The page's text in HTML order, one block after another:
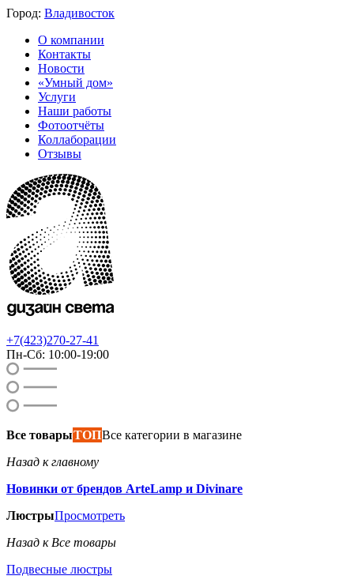
Город: Владивосток
О компании
Контакты
Новости
«Умный дом»
Услуги
Наши работы
Фотоотчёты
Коллаборации
Отзывы
+7(423)270-27-41
Пн-Сб: 10:00-19:00
Все товарыТОПВсе категории в магазине
Назад к главному
Новинки от брендов ArteLamp и Divinare
ЛюстрыПросмотреть
Назад к Все товары
Подвесные люстры